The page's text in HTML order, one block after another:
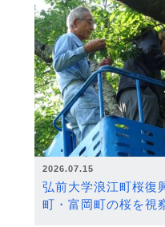
2026.07.15
弘前大学浪江町桜
町・富岡町の桜を視